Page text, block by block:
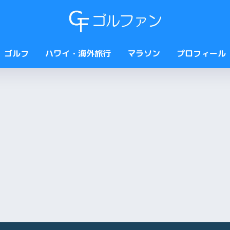
ゴルフ ハワイ・海外旅行 マラソン プロフィール